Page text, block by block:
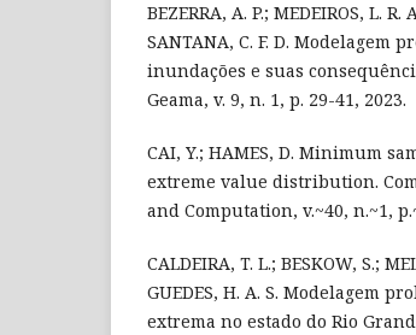
BEZERRA, A. P.; MEDEIROS, L.
SANTANA, C. F. D.
inundações e suas
Geama, v. 9, n. 1, p. 29-41, 2023.
CAI, Y.; HAMES, D. Minimum
extreme value distribution.
and Computation, v.~40, n.~1,
CALDEIRA, T. L.; BESKOW, S.;
GUEDES, H. A. S. Modelagem
extrema no estado do Rio